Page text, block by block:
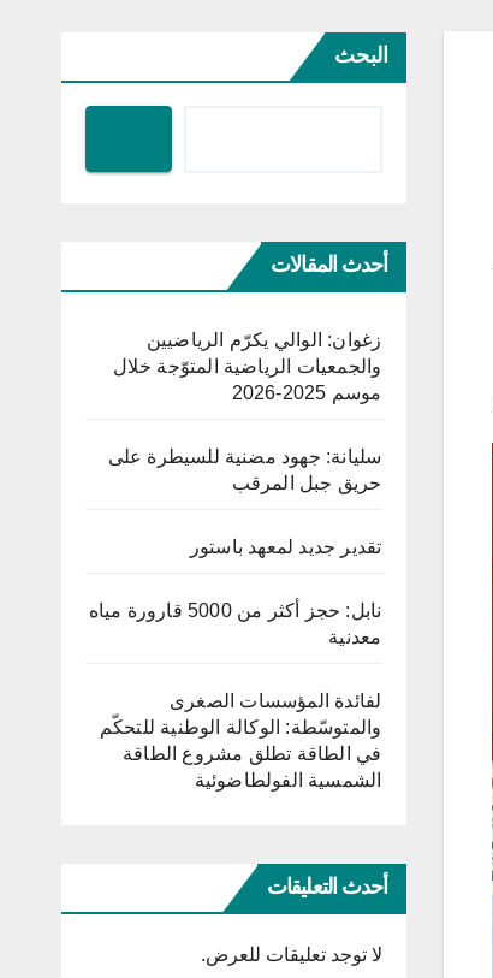
البحث
أحدث المقالات
زغوان: الوالي يكرّم الرياضيين
والجمعيات الرياضية المتوّجة خلال
موسم 2025-2026
سليانة: جهود مضنية للسيطرة على
حريق جبل المرقب
تقدير جديد لمعهد باستور
نابل: حجز أكثر من 5000 قارورة مياه
معدنية
لفائدة المؤسسات الصغرى
والمتوسّطة: الوكالة الوطنية للتحكّم
في الطاقة تطلق مشروع الطاقة
الشمسية الفولطاضوئية
أحدث التعليقات
لا توجد تعليقات للعرض.